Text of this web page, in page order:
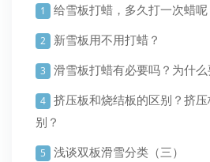
1 给雪板打蜡，多久打一次蜡呢
2 新雪板用不用打蜡？
3 滑雪板打蜡有必要吗？为什么
4 挤压板和烧结板的区别？挤
别？
5 浅谈双板滑雪分类（三）